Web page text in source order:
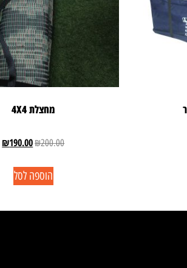
מחצלת 4X4
₪200.00
₪190.00
הוספה לסל